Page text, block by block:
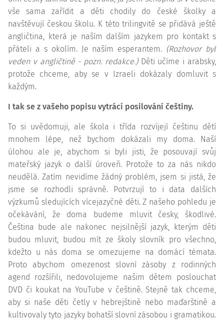
vše sama zařídit a děti chodily do české školky a
navštěvují českou školu. K této trilingvitě se přidává ještě
angličtina, která je naším dalším jazykem pro kontakt s
přáteli a s okolím. Je naším esperantem. (Rozhovor byl
veden v angličtině - pozn. redakce.)Děti učíme i arabsky,
protože chceme, aby se v Izraeli dokázaly domluvit s
každým.
I tak se z vašeho popisu vytrácí posilování češtiny.
To si uvědomuji, ale škola i třída rozvíjejí češtinu dětí
mnohem lépe, než bychom dokázali my doma. Naší
úlohou ale je, abychom si byli jisti, že posouvají svůj
mateřský jazyk o další úroveň. Protože to za nás nikdo
neudělá. Zatím nevidíme žádný problém, jsem si jistá, že
jsme se rozhodli správně. Potvrzují to i data dalších
výzkumů sledujících vícejazyčné děti. Z našeho pohledu je
očekávání, že doma budeme mluvit česky, škodlivé.
Čeština bude ale nakonec nejsilnější jazyk, kterým děti
budou mluvit, budou mít ze školy slovník pro všechno,
kdežto u nás doma se omezujeme na domácí témata.
Proto abychom omezenost slovní zásoby z rodinných
agend rozšířili, nedovolujeme našim dětem poslouchat
DVD či koukat na YouTube v češtině. Stejně tak chceme,
aby si naše děti četly v hebrejštině nebo maďarštině a
kultivovaly tyto jazyky bohatší slovní zásobou i gramatikou.